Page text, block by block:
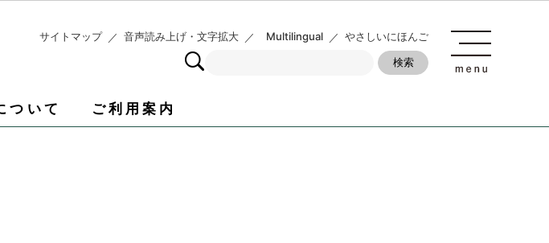
サイトマップ 音声読み上げ・文字拡大 Multilingual やさしいにほんご
ついて ご利用案内